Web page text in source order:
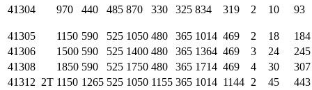
41304 970 440 485 870 330 325 834 319 2 10 93
41305 1150 590 525 1050 480 365 1014 469 2 18
184
41306
1500 590 525 1400 480 365 1364 469 3 24
245
41308
1850 590 525 1750 480 365 1714 469 4 30
307
41312 2T 1150 1265 525 1050 1155 365 1014 1144 2 45
443